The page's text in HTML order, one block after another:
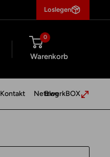
Loslegen
0
Warenkorb
Kontakt Blog
NetzwerkBOX